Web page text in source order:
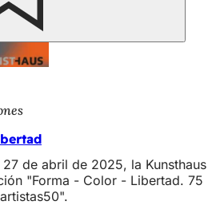
de abril de 2025, la Kunsthaus
"Forma - Color - Libertad. 75